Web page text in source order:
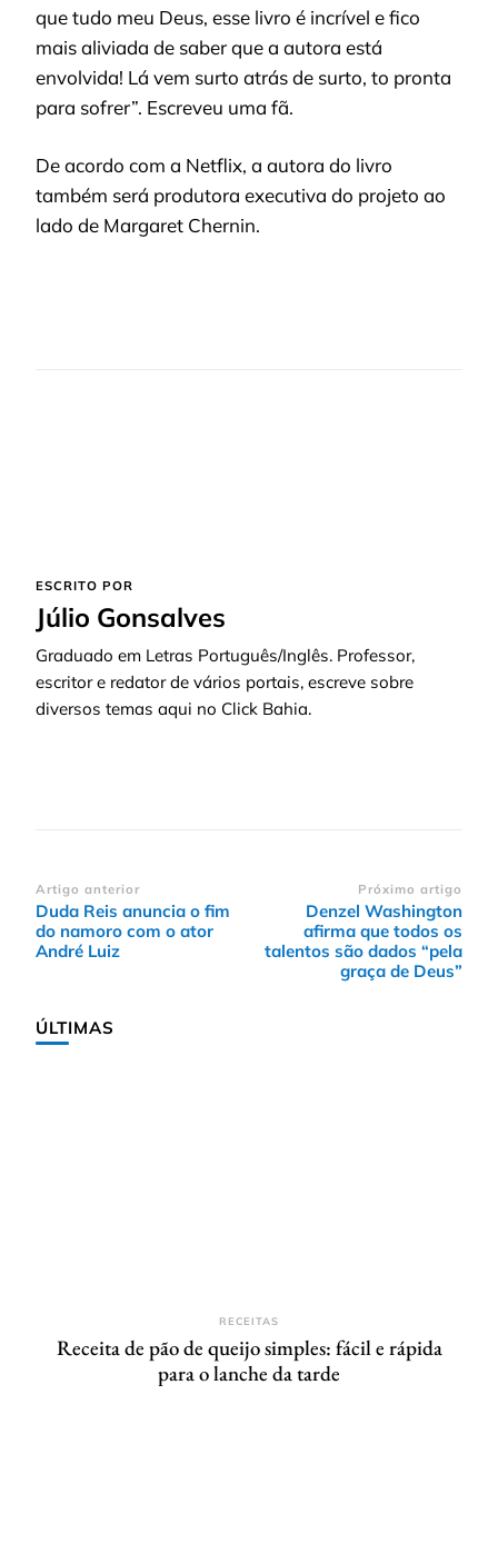
que tudo meu Deus, esse livro é incrível e fico
mais aliviada de saber que a autora está
envolvida! Lá vem surto atrás de surto, to pronta
para sofrer”. Escreveu uma fã.
De acordo com a Netflix, a autora do livro
também será produtora executiva do projeto ao
lado de Margaret Chernin.
ESCRITO POR
Júlio Gonsalves
Graduado em Letras Português/Inglês. Professor,
escritor e redator de vários portais, escreve sobre
diversos temas aqui no Click Bahia.
Navegação
de
post
Artigo anterior
Duda Reis anuncia o fim
do namoro com o ator
André Luiz
Próximo artigo
Denzel Washington
afirma que todos os
talentos são dados “pela
graça de Deus”
ÚLTIMAS
RECEITAS
Receita de pão de queijo simples: fácil e rápida
para o lanche da tarde